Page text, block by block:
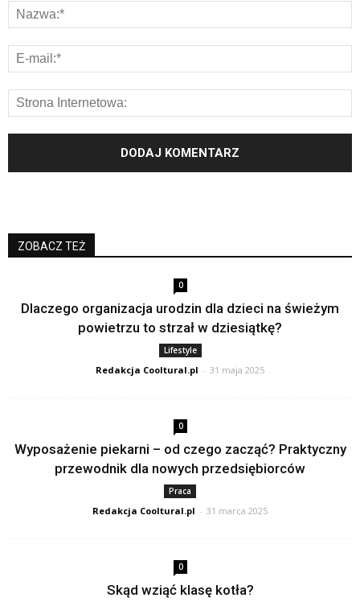
ZOBACZ TEŻ
0
Dlaczego organizacja urodzin dla dzieci na świeżym
powietrzu to strzał w dziesiątkę?
Lifestyle
Redakcja Cooltural.pl - 31 maja 2025
0
Wyposażenie piekarni – od czego zacząć? Praktyczny
przewodnik dla nowych przedsiębiorców
Praca
Redakcja Cooltural.pl - 31 marca 2025
0
Skąd wziąć klasę kotła?